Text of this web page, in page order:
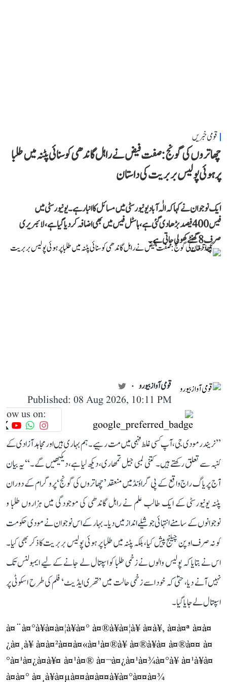
قومی خبریں
چھاتروں کی گونج: صفت فیض نے راہل گاندھی کو سنائی پٹنہ میں طلبا
پر ہوئی پولیس بربریت کی داستان
ایک نوجوان نے کہا کہ الٰہ آباد یونیورسٹی میں مسائل کا انبار ہے۔ یونیورسٹی میں
فیس 400 فیصد بڑھا دی گئی ہے، ہاسٹل فیس میں بھی اضافہ کر دیا گیا ہے، لائبریری
صرف 8 گھنٹے کھولی جاتی ہے۔
قومی آواز بیورو
Published: 08 Aug 2026, 10:11 PM
us on:
’’نریندر مودی جی، آپ کسی غلط فہمی میں مت رہیے۔ ہم بہاری ہیں اور مجاہد آزادی کے
کنبہ سے تعلق رکھتے ہیں۔ کتنی لمبی جیل تمھاری، دیکھ لیا ہے، دیکیھیں گے۔‘‘ یہ بیان
آج پریاگ راج واقع کے پی گراؤنڈ میں منعقد ’چھاتروں کی گونج‘ پروگرام کے دوران
پٹنہ یونیورسٹی کے ایک طالب علم نے راہل گاندھی کی موجودگی میں ہزاروں طلبا و
نوجوانوں کے سامنے انتہائی جوشیلے انداز میں دیا۔ بہار کے اس نوجوان نے مودی حکومت
کو نہ صرف اوپن چیلنج پیش کیا، بلکہ پٹنہ میں طلبا پر ہوئی پولیس بربریت کا ذکر بھی کیا۔
اس نے بتایا کہ پولیس والوں نے زخمی طلبا کو اسپتال لے جانے کے لیے ایمبولنس تک
نہیں آنے دیا، حتیٰ کہ خود اسے زخمی حالت میں ’تھری ایڈیٹ‘ فلم کی طرح اسکوٹی پر
اسپتال لے جایا گیا۔
à¤¨à¤°à¥à¤à¤¦à¥à¤° à¤®à¥à¤¦à¥ à¤à¥, à¤à¤ª à¤à¤
¿à¤¸à¥ à¤à¤²à¤¤à¤«à¤¹à¤®à¥ à¤®à¥à¤ à¤®à¤¤ à¤
°à¤¹à¤¿à¤à¥¤ à¤¹à¤® à¤¬à¤¿à¤¹à¤¾à¤°à¥ à¤¹à¥à¤
à¤à¤° à¤¸à¥à¤µà¤¤à¤à¤¤à¥à¤°à¤¤à¤¾